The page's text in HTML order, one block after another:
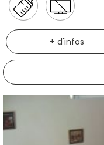
+ d'infos